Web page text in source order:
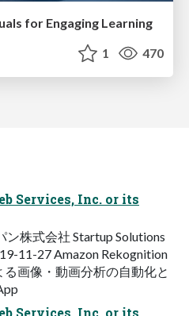
for Engaging Learning
1 470
Services, Inc. or its
ン株式会社 Startup Solutions
11-27 Amazon Rekognition
画像・動画分析の自動化と
Services, Inc. or its